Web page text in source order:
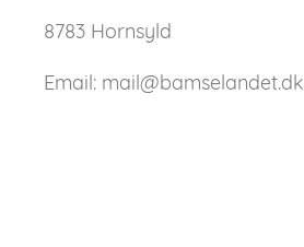
8783 Hornsyld
Email: mail@bamselandet.dk